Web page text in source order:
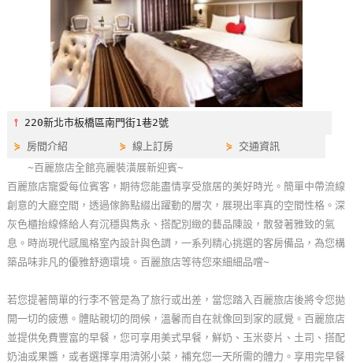
紅
帶
你
玩
玩
樂
地
圖
⫯ 220新北市板橋區南門街1巷2號
⋟ 房間介紹 ⋟線上訂房 ⋟ 交通資訊
~百麗旅店全館亮麗裝潢展新迎賓~
百麗旅店寵愛每位賓客，期待您能盡情享受旅居的美好時光。簡單中帶流線
創意的大廳空間，透過傢飾點綴出躍動的層次，展現出率真的空間性格。深
灰色櫃抬線條給人有沉穩與雋永、搭配別緻的藝品陳設，散發著雅致的氣
息。時尚現代感風格室內設計與色調，一系列精心挑選的客房備品，為您構
築品味非凡的優雅舒適環境。百麗旅店等待您來細細品嚐~
若您提著簡單的行李不管是為了旅行或出差，當您踏入百麗旅店後將令您拋
開一切的疲憊。體貼親切的問候，溫馨而自在就像回到家的感覺。百麗旅店
並提供免費豐富的早餐，您可享用美式早餐，鮮奶、玉米麥片、土司、搭配
奶油或果醬，或者選擇享用清粥小菜，補充您一天所需的體力。享用完早餐